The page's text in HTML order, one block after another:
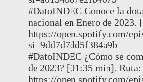
#DatoINDEC Conoce la
nacional en Enero de 2023.
https://open.spotify.com/
si=9dd7d7dd5f384a9b
#DatoINDEC ¿Cómo se
de 2023? [01:35 min]. Ruta:
https://open.spotify.com/